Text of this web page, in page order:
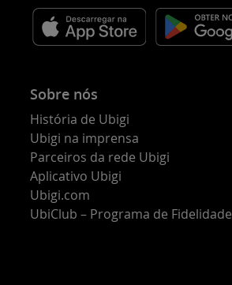
Sobre nós
História de Ubigi
Ubigi na imprensa
Parceiros da rede Ubigi
Aplicativo Ubigi
Ubigi.com
UbiClub – Programa de Fidelidade